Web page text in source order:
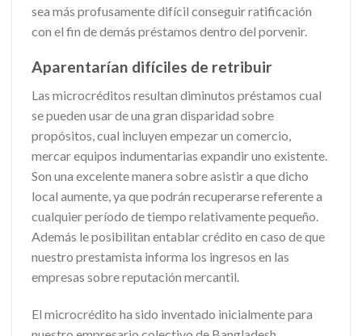
sea más profusamente difícil conseguir ratificación
con el fin de demás préstamos dentro del porvenir.
Aparentarían difíciles de retribuir
Las microcréditos resultan diminutos préstamos cual
se pueden usar de una gran disparidad sobre
propósitos, cual incluyen empezar un comercio,
mercar equipos indumentarias expandir uno existente.
Son una excelente manera sobre asistir a que dicho
local aumente, ya que podrán recuperarse referente a
cualquier período de tiempo relativamente pequeño.
Además le posibilitan entablar crédito en caso de que
nuestro prestamista informa los ingresos en las
empresas sobre reputación mercantil.
El microcrédito ha sido inventado inicialmente para